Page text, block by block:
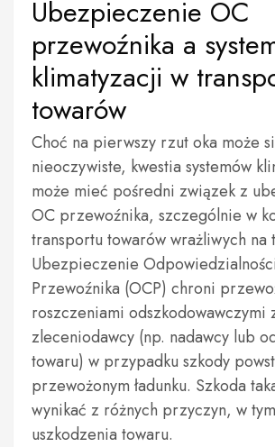
Ubezpieczenie OC
przewoźnika a
klimatyzacji w
towarów
Choć na pierwszy rzut oka może
nieoczywiste, kwestia systemów
może mieć pośredni związek z
OC przewoźnika, szczególnie w
transportu towarów wrażliwych na
Ubezpieczenie
Przewoźnika (OCP) chroni
roszczeniami odszkodowawczymi
zleceniodawcy (np. nadawcy lub
towaru) w przypadku szkody
przewożonym ładunku. Szkoda
wynikać z różnych przyczyn, w
uszkodzenia towaru.